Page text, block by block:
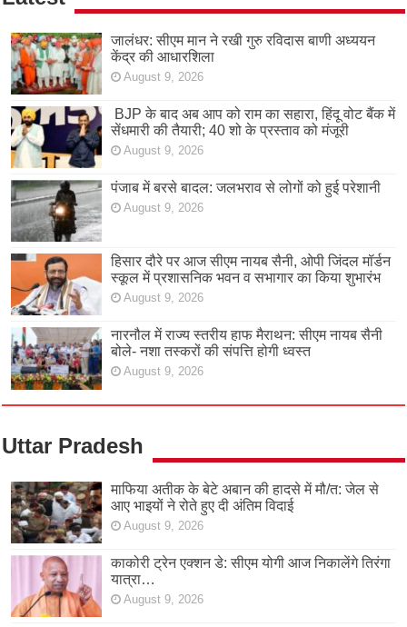
जालंधर: सीएम मान ने रखी गुरु रविदास बाणी अध्ययन
केंद्र की आधारशिला
August 9, 2026
BJP के बाद अब आप को राम का सहारा, हिंदू वोट बैंक में
सेंधमारी की तैयारी; 40 शो के प्रस्ताव को मंजूरी
August 9, 2026
पंजाब में बरसे बादल: जलभराव से लोगों को हुई परेशानी
August 9, 2026
हिसार दौरे पर आज सीएम नायब सैनी, ओपी जिंदल मॉर्डन
स्कूल में प्रशासनिक भवन व सभागार का किया शुभारंभ
August 9, 2026
नारनौल में राज्य स्तरीय हाफ मैराथन: सीएम नायब सैनी
बोले- नशा तस्करों की संपत्ति होगी ध्वस्त
August 9, 2026
Uttar Pradesh
माफिया अतीक के बेटे अबान की हादसे में मौ/त: जेल से
आए भाइयों ने रोते हुए दी अंतिम विदाई
August 9, 2026
काकोरी ट्रेन एक्शन डे: सीएम योगी आज निकालेंगे तिरंगा
यात्रा…
August 9, 2026